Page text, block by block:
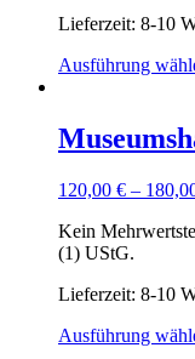
Lieferzeit: 8-10
Ausführung
120,00 € –
Kein
(1) UStG.
Lieferzeit: 8-10
Ausführung